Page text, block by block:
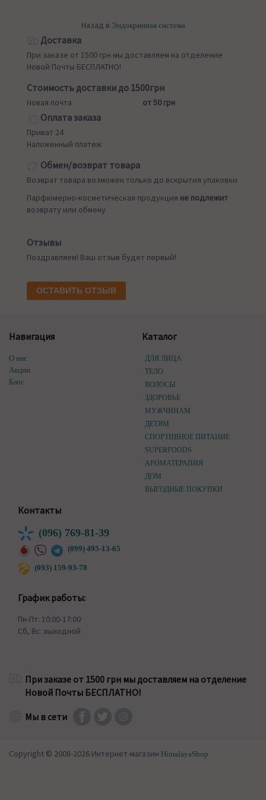
Назад в Эндокринная система
Доставка
При заказе от 1500 грн мы доставляем на отделение
Новой Почты БЕСПЛАТНО!
Стоимость доставки до 1500грн
Новая почта от 50 грн
Оплата заказа
Приват 24
Наложенный платеж
Обмен/возврат товара
Возврат товара возможен только до вскрытия упаковки
Парфюмерно-косметическая продукция не подлежит
возврату или обмену
Отзывы
Поздравляем! Ваш отзыв будет первый!
ОСТАВИТЬ ОТЗЫВ
Навигация
О нас
Акции
Блог
Каталог
ДЛЯ ЛИЦА
ТЕЛО
ВОЛОСЫ
ЗДОРОВЬЕ
МУЖЧИНАМ
ДЕТЯМ
СПОРТИВНОЕ ПИТАНИЕ
SUPERFOODS
АРОМАТЕРАПИЯ
ДОМ
ВЫГОДНЫЕ ПОКУПКИ
Контакты
(096) 769-81-39
(099) 495-13-65
(093) 159-93-78
График работы:
Пн-Пт: 10:00-17:00
Сб, Вс: выходной
При заказе от 1500 грн мы доставляем на отделение
Новой Почты БЕСПЛАТНО!
Мы в сети
Copyright © 2008-2026 Интернет-магазин HimalayaShop